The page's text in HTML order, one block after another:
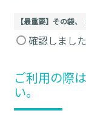
【最重要】その袋
確認しました
ご利用の際
い。